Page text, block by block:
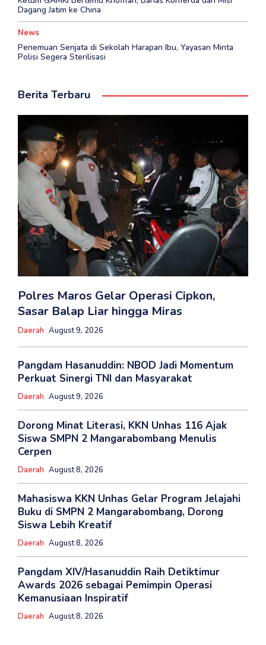
Dagang Jatim ke China
News
Penemuan Senjata di Sekolah Harapan Ibu, Yayasan Minta
Polisi Segera Sterilisasi
Berita Terbaru
Polres Maros Gelar Operasi Cipkon,
Sasar Balap Liar hingga Miras
Daerah August 9, 2026
Pangdam Hasanuddin: NBOD Jadi Momentum
Perkuat Sinergi TNI dan Masyarakat
Daerah August 9, 2026
Dorong Minat Literasi, KKN Unhas 116 Ajak
Siswa SMPN 2 Mangarabombang Menulis
Cerpen
Daerah August 8, 2026
Mahasiswa KKN Unhas Gelar Program Jelajahi
Buku di SMPN 2 Mangarabombang, Dorong
Siswa Lebih Kreatif
Daerah August 8, 2026
Pangdam XIV/Hasanuddin Raih Detiktimur
Awards 2026 sebagai Pemimpin Operasi
Kemanusiaan Inspiratif
Daerah August 8, 2026